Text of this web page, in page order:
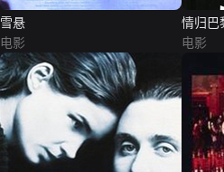
雪悬
电影
情归巴
电影